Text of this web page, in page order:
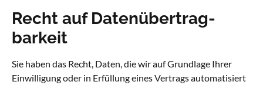
Recht auf Daten­übertrag­
barkeit
Sie haben das Recht, Daten, die wir auf Grundlage Ihrer
Einwilligung oder in Erfüllung eines Vertrags automatisiert